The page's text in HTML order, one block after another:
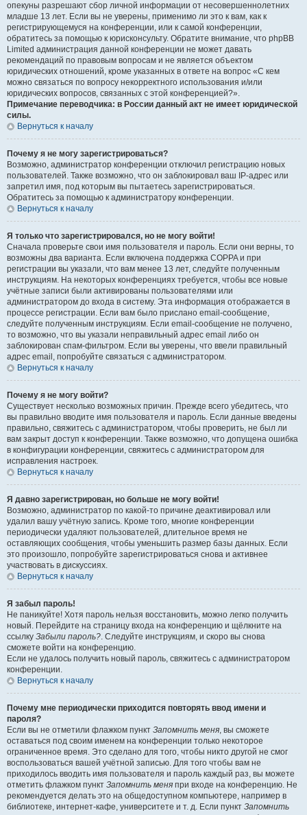
опекуны разрешают сбор личной информации от несовершеннолетних
младше 13 лет. Если вы не уверены, применимо ли это к вам, как к
регистрирующемуся на конференции, или к самой конференции,
обратитесь за помощью к юрисконсульту. Обратите внимание, что phpBB
Limited администрация данной конференции не может давать
рекомендаций по правовым вопросам и не является объектом
юридических отношений, кроме указанных в ответе на вопрос «С кем
можно связаться по вопросу некорректного использования и/или
юридических вопросов, связанных с этой конференцией?».
Примечание переводчика: в России данный акт не имеет юридической
силы.
Вернуться к началу
Почему я не могу зарегистрироваться?
Возможно, администратор конференции отключил регистрацию новых
пользователей. Также возможно, что он заблокировал ваш IP-адрес или
запретил имя, под которым вы пытаетесь зарегистрироваться.
Обратитесь за помощью к администратору конференции.
Вернуться к началу
Я только что зарегистрировался, но не могу войти!
Сначала проверьте свои имя пользователя и пароль. Если они верны, то
возможны два варианта. Если включена поддержка COPPA и при
регистрации вы указали, что вам менее 13 лет, следуйте полученным
инструкциям. На некоторых конференциях требуется, чтобы все новые
учётные записи были активированы пользователями или
администратором до входа в систему. Эта информация отображается в
процессе регистрации. Если вам было прислано email-сообщение,
следуйте полученным инструкциям. Если email-сообщение не получено,
то возможно, что вы указали неправильный адрес email либо он
заблокирован спам-фильтром. Если вы уверены, что ввели правильный
адрес email, попробуйте связаться с администратором.
Вернуться к началу
Почему я не могу войти?
Существует несколько возможных причин. Прежде всего убедитесь, что
вы правильно вводите имя пользователя и пароль. Если данные введены
правильно, свяжитесь с администратором, чтобы проверить, не был ли
вам закрыт доступ к конференции. Также возможно, что допущена ошибка
в конфигурации конференции, свяжитесь с администратором для
исправления настроек.
Вернуться к началу
Я давно зарегистрирован, но больше не могу войти!
Возможно, администратор по какой-то причине деактивировал или
удалил вашу учётную запись. Кроме того, многие конференции
периодически удаляют пользователей, длительное время не
оставляющих сообщения, чтобы уменьшить размер базы данных. Если
это произошло, попробуйте зарегистрироваться снова и активнее
участвовать в дискуссиях.
Вернуться к началу
Я забыл пароль!
Не паникуйте! Хотя пароль нельзя восстановить, можно легко получить
новый. Перейдите на страницу входа на конференцию и щёлкните на
ссылку Забыли пароль?. Следуйте инструкциям, и скоро вы снова
сможете войти на конференцию.
Если не удалось получить новый пароль, свяжитесь с администратором
конференции.
Вернуться к началу
Почему мне периодически приходится повторять ввод имени и
пароля?
Если вы не отметили флажком пункт Запомнить меня, вы сможете
оставаться под своим именем на конференции только некоторое
ограниченное время. Это сделано для того, чтобы никто другой не смог
воспользоваться вашей учётной записью. Для того чтобы вам не
приходилось вводить имя пользователя и пароль каждый раз, вы можете
отметить флажком пункт Запомнить меня при входе на конференцию. Не
рекомендуется делать это на общедоступном компьютере, например в
библиотеке, интернет-кафе, университете и т. д. Если пункт Запомнить